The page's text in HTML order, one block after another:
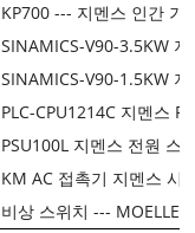
KP700 --- 지멘스 인간 기
SINAMICS-V90-3.5KW
SINAMICS-V90-1.5KW
PLC-CPU1214C 지멘스
PSU100L 지멘스 전원 스
KM AC 접촉기 지멘스 시
비상 스위치 ---